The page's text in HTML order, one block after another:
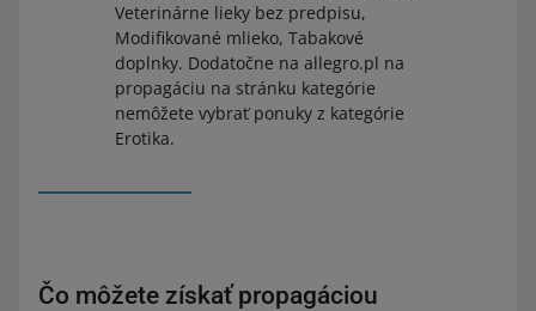
Veterinárne lieky bez predpisu,
Modifikované mlieko, Tabakové
doplnky. Dodatočne na allegro.pl na
propagáciu na stránku kategórie
nemôžete vybrať ponuky z kategórie
Erotika.
Čo môžete získať propagáciou